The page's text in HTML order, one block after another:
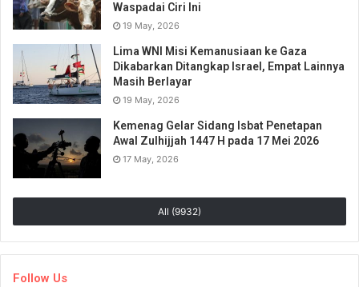
Waspadai Ciri Ini
19 May, 2026
Lima WNI Misi Kemanusiaan ke Gaza
Dikabarkan Ditangkap Israel, Empat Lainnya
Masih Berlayar
19 May, 2026
Kemenag Gelar Sidang Isbat Penetapan
Awal Zulhijjah 1447 H pada 17 Mei 2026
17 May, 2026
All (9932)
Follow Us